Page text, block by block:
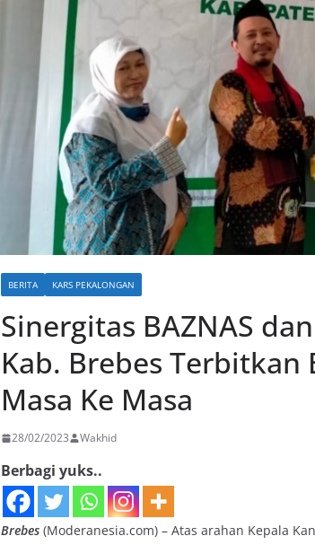
BERITA KARS PEKALONGAN
Sinergitas BAZNAS
Kab. Brebes Terbitkan
Masa Ke Masa
28/02/2023 Wakhid
Berbagi yuks..
Brebes (Moderanesia.com) – Atas arahan Kepala